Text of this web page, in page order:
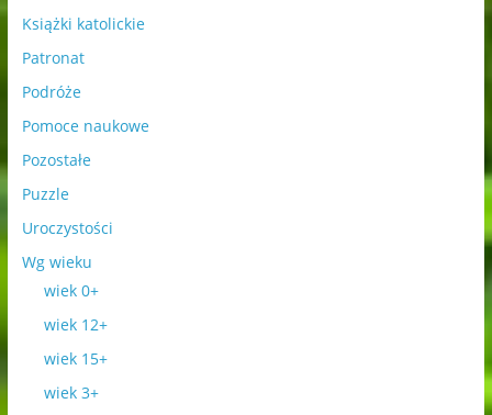
Książki katolickie
Patronat
Podróże
Pomoce naukowe
Pozostałe
Puzzle
Uroczystości
Wg wieku
wiek 0+
wiek 12+
wiek 15+
wiek 3+